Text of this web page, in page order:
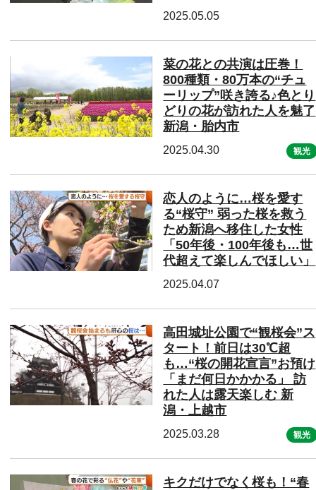
2025.05.05
菜の花との共演は圧巻！
800種類・80万本の“チュ
ーリップ”咲き誇る♪色とり
どりの花が訪れた人を魅了
新潟・胎内市
2025.04.30 観光
恋人のように…桜を愛す
る“桜守” 弱った桜を救う
ため新潟へ移住した女性
「50年後・100年後も…世
代超えて楽しんでほしい」
2025.04.07
高田城址公園で“観桜会”ス
タート！前日は30℃超
も…“桜の開花宣言”お預け
「まだ何日かかかる」 訪
れた人は露天楽しむ 新
潟・上越市
2025.03.28 観光
キクだけでなく桜も！“春